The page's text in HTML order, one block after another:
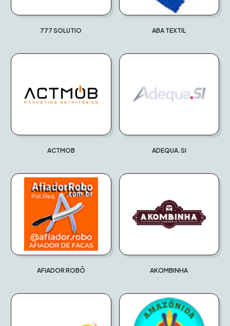
777 SOLUTIO ABA TEXTIL
ACTMOB ADEQUA.SI
AFIADOR ROBÔ AKOMBINHA